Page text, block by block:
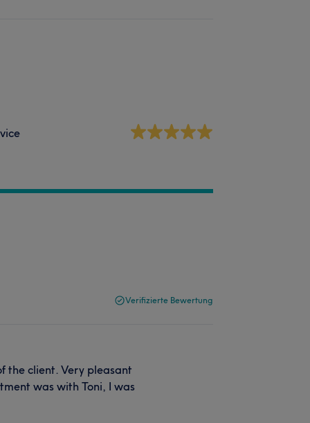
Verifizierte Bewertung
the client. Very pleasant
was with Toni, I was